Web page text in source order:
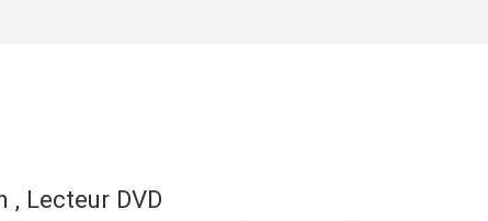
Lecteur DVD